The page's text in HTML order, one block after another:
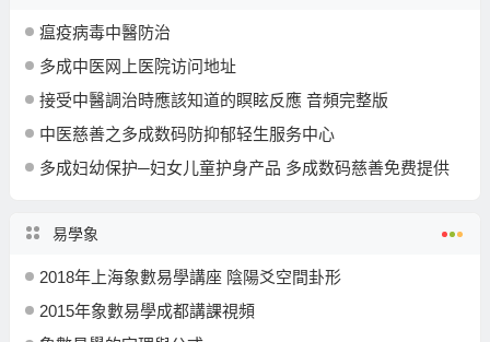
瘟疫病毒中醫防治
多成中医网上医院访问地址
接受中醫調治時應該知道的瞑眩反應 音頻完整版
中医慈善之多成数码防抑郁轻生服务中心
多成妇幼保护─妇女儿童护身产品 多成数码慈善免费提供
易學象
2018年上海象數易學講座 陰陽爻空間卦形
2015年象數易學成都講課視頻